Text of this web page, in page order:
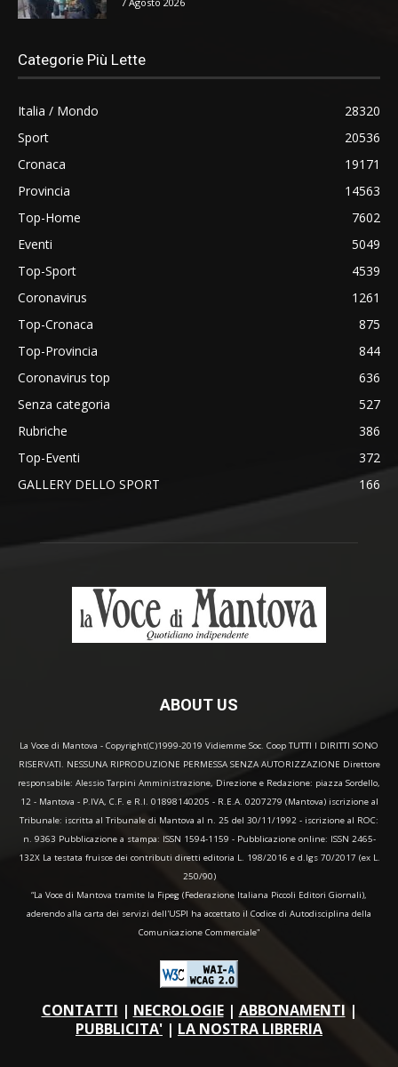
Categorie Più Lette
Italia / Mondo
28320
Sport
20536
Cronaca
19171
Provincia
14563
Top-Home
7602
Eventi
5049
Top-Sport
4539
Coronavirus
1261
Top-Cronaca
875
Top-Provincia
844
Coronavirus top
636
Senza categoria
527
Rubriche
386
Top-Eventi
372
GALLERY DELLO SPORT
166
ABOUT US
La Voce di Mantova - Copyright(C)1999-2019 Vidiemme Soc. Coop TUTTI I DIRITTI SONO
RISERVATI. NESSUNA RIPRODUZIONE PERMESSA SENZA AUTORIZZAZIONE Direttore
responsabile: Alessio Tarpini Amministrazione, Direzione e Redazione: piazza Sordello,
12 - Mantova - P.IVA, C.F. e R.I. 01898140205 - R.E.A. 0207279 (Mantova) iscrizione al
Tribunale: iscritta al Tribunale di Mantova al n. 25 del 30/11/1992 - iscrizione al ROC:
n. 9363 Pubblicazione a stampa: ISSN 1594-1159 - Pubblicazione online: ISSN 2465-
132X La testata fruisce dei contributi diretti editoria L. 198/2016 e d.lgs 70/2017 (ex L.
250/90)
“La Voce di Mantova tramite la Fipeg (Federazione Italiana Piccoli Editori Giornali),
aderendo alla carta dei servizi dell'USPI ha accettato il Codice di Autodisciplina della
Comunicazione Commerciale"
CONTATTI | NECROLOGIE| ABBONAMENTI |
PUBBLICITA' | LA NOSTRA LIBRERIA